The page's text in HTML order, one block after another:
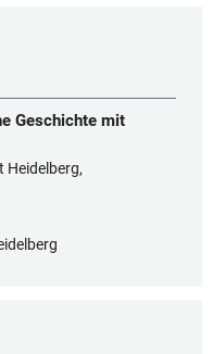
Geschichte mit
Heidelberg,